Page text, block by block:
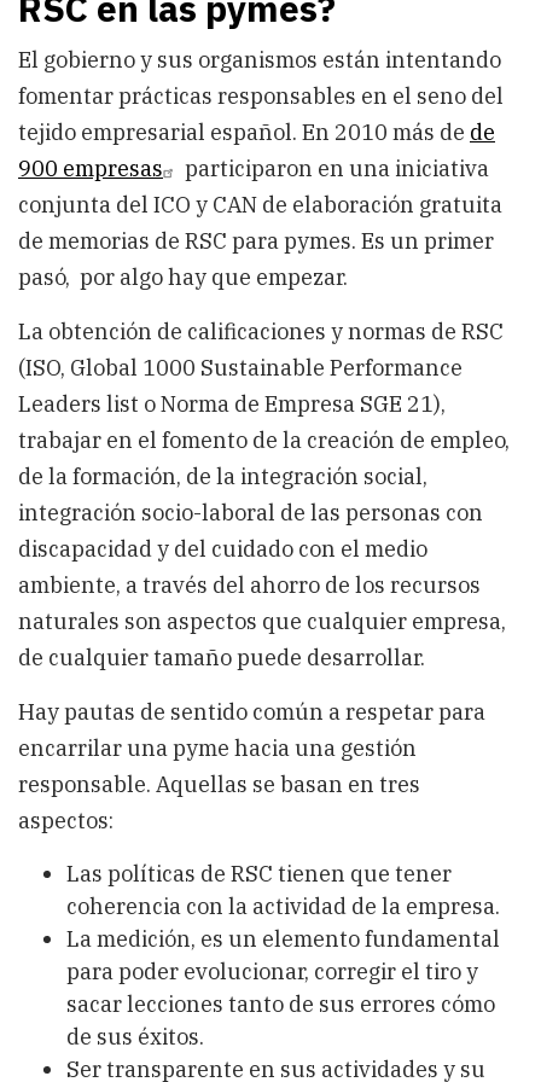
El gobierno y sus organismos están intentando
fomentar prácticas responsables en el seno del
tejido empresarial español. En 2010 más de de
900 empresas
participaron en una iniciativa
conjunta del ICO y CAN de elaboración gratuita
de memorias de RSC para pymes. Es un primer
pasó, por algo hay que empezar.
La obtención de calificaciones y normas de RSC
(ISO, Global 1000 Sustainable Performance
Leaders list o Norma de Empresa SGE 21),
trabajar en el fomento de la creación de empleo,
de la formación, de la integración social,
integración socio-laboral de las personas con
discapacidad y del cuidado con el medio
ambiente, a través del ahorro de los recursos
naturales son aspectos que cualquier empresa,
de cualquier tamaño puede desarrollar.
Hay pautas de sentido común a respetar para
encarrilar una pyme hacia una gestión
responsable. Aquellas se basan en tres
aspectos:
Las políticas de RSC tienen que tener
coherencia con la actividad de la empresa.
La medición, es un elemento fundamental
para poder evolucionar, corregir el tiro y
sacar lecciones tanto de sus errores cómo
de sus éxitos.
Ser transparente en sus actividades y su